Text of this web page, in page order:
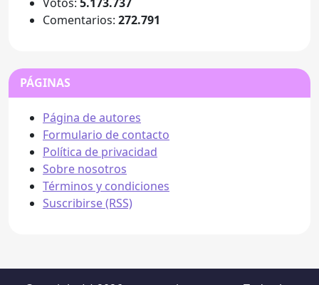
Comentarios: 272.791
PÁGINAS
Página de autores
Formulario de contacto
Política de privacidad
Sobre nosotros
Términos y condiciones
Suscribirse (RSS)